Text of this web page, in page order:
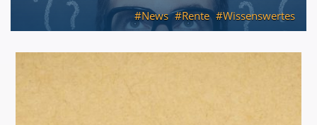
News
Rente Wissenswertes